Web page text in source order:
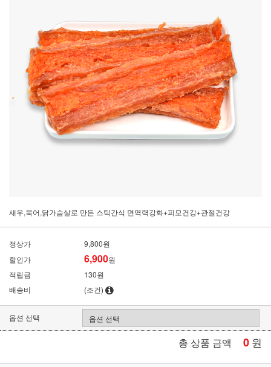
새우,북어,닭가슴살로 만든 스틱간식 면역력강화+피모건강+관절건강
정상가
9,800원
할인가
6,900원
적립금
130원
배송비
(조건)
옵션 선택
총 상품 금액 0 원